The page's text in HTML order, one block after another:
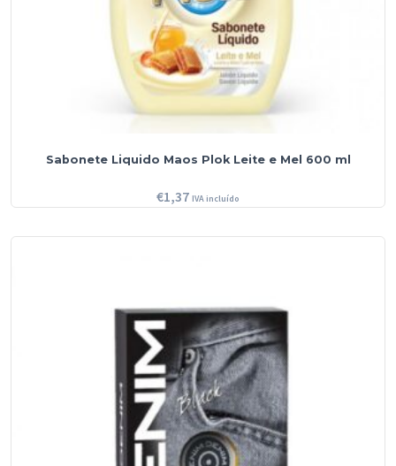
Sabonete Liquido Maos Plok Leite e Mel 600 ml
€1,37 IVA incluído